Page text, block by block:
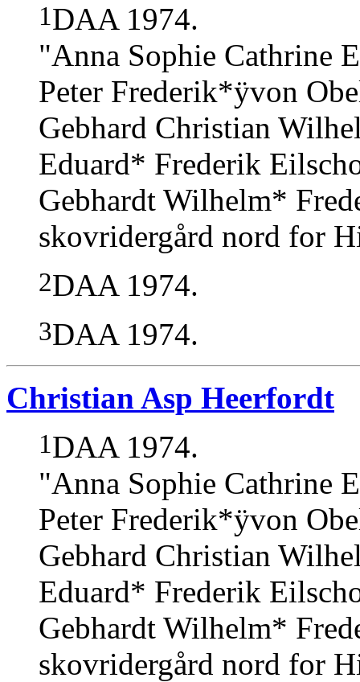
1DAA 1974.
"Anna Sophie Cathrine
Peter Frederik*ÿvon
Gebhard Christian
Eduard* Frederik
Gebhardt Wilhelm*
skovridergård nord for
2DAA 1974.
3DAA 1974.
Christian Asp Heerfordt
1DAA 1974.
"Anna Sophie Cathrine
Peter Frederik*ÿvon
Gebhard Christian
Eduard* Frederik
Gebhardt Wilhelm*
skovridergård nord for